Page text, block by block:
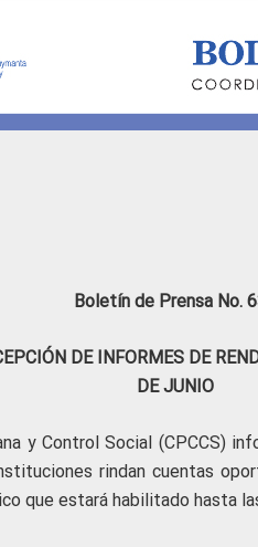
Boletín de Prensa No.
DE INFORMES DE
DE JUNIO
y Control Social (CPCCS)
rindan cuentas
que estará habilitado hasta